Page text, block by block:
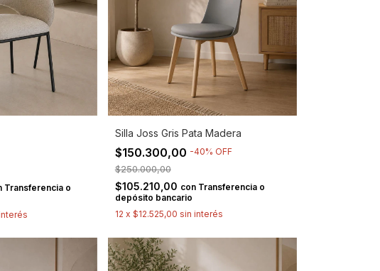
Transferencia o
Silla Joss Gris Pata Madera
$150.300,00 -40% OFF
$250.000,00
$105.210,00 con Transferencia o
depósito bancario
12 x $12.525,00 sin interés